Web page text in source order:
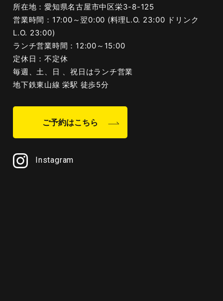
所在地：愛知県名古屋市中区栄3-8-125
営業時間：17:00～翌0:00 (料理L.O. 23:00 ドリンク
L.O. 23:00)
ランチ営業時間：12:00～15:00
定休日：不定休
毎週、土、日 、祝日はランチ営業
地下鉄東山線 栄駅 徒歩5分
ご予約はこちら
Instagram